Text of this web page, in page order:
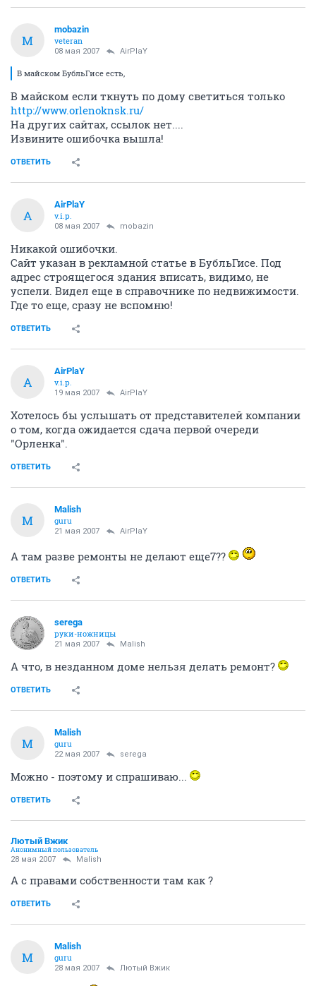
M
mobazin
veteran
08 мая 2007 AirPlaY
В майском БубльГисе есть,
В майском если ткнуть по дому светиться только
http://www.orlenoknsk.ru/
На других сайтах, ссылок нет....
Извините ошибочка вышла!
ОТВЕТИТЬ
A
AirPlaY
v.i.p.
08 мая 2007 mobazin
Никакой ошибочки.
Сайт указан в рекламной статье в БубльГисе. Под
адрес строящегося здания вписать, видимо, не
успели. Видел еще в справочнике по недвижимости.
Где то еще, сразу не вспомню!
ОТВЕТИТЬ
A
AirPlaY
v.i.p.
19 мая 2007 AirPlaY
Хотелось бы услышать от представителей компании
о том, когда ожидается сдача первой очереди
"Орленка".
ОТВЕТИТЬ
M
Malish
guru
21 мая 2007 AirPlaY
А там разве ремонты не делают еще7??
ОТВЕТИТЬ
serega
руки-ножницы
21 мая 2007 Malish
А что, в незданном доме нельзя делать ремонт?
ОТВЕТИТЬ
M
Malish
guru
22 мая 2007 serega
Можно - поэтому и спрашиваю...
ОТВЕТИТЬ
Лютый Вжик
Анонимный пользователь
28 мая 2007 Malish
А с правами собственности там как ?
ОТВЕТИТЬ
M
Malish
guru
28 мая 2007 Лютый Вжик